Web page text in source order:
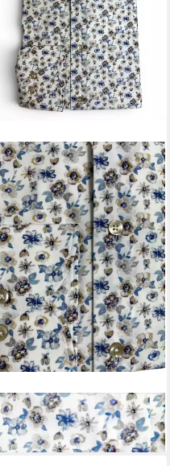
FAKTSLangarmhemd
149,95 €